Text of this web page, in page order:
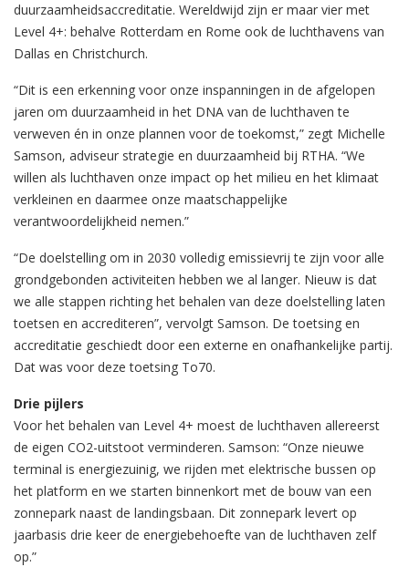
duurzaamheidsaccreditatie. Wereldwijd zijn er maar vier met
Level 4+: behalve Rotterdam en Rome ook de luchthavens van
Dallas en Christchurch.
“Dit is een erkenning voor onze inspanningen in de afgelopen
jaren om duurzaamheid in het DNA van de luchthaven te
verweven én in onze plannen voor de toekomst,” zegt Michelle
Samson, adviseur strategie en duurzaamheid bij RTHA. “We
willen als luchthaven onze impact op het milieu en het klimaat
verkleinen en daarmee onze maatschappelijke
verantwoordelijkheid nemen.”
“De doelstelling om in 2030 volledig emissievrij te zijn voor alle
grondgebonden activiteiten hebben we al langer. Nieuw is dat
we alle stappen richting het behalen van deze doelstelling laten
toetsen en accrediteren”, vervolgt Samson. De toetsing en
accreditatie geschiedt door een externe en onafhankelijke partij.
Dat was voor deze toetsing To70.
Drie pijlers
Voor het behalen van Level 4+ moest de luchthaven allereerst
de eigen CO2-uitstoot verminderen. Samson: “Onze nieuwe
terminal is energiezuinig, we rijden met elektrische bussen op
het platform en we starten binnenkort met de bouw van een
zonnepark naast de landingsbaan. Dit zonnepark levert op
jaarbasis drie keer de energiebehoefte van de luchthaven zelf
op.”